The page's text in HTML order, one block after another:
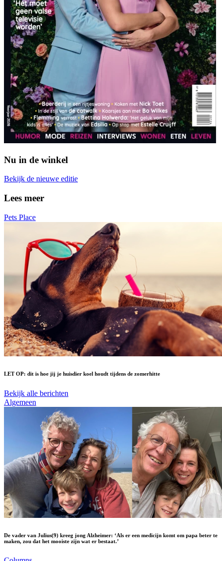
Nu in de winkel
Bekijk de nieuwe editie
Lees meer
Pets Place
LET OP: dit is hoe jij je huisdier koel houdt tijdens de zomerhitte
Bekijk alle berichten
Algemeen
De vader van Julius(9) kreeg jong Alzheimer: ‘Als er een medicijn komt om papa beter te
maken, zou dat het mooiste zijn wat er bestaat.’